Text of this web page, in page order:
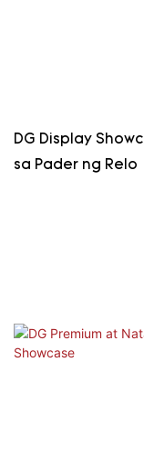
DG Display
sa Pader ng Relo